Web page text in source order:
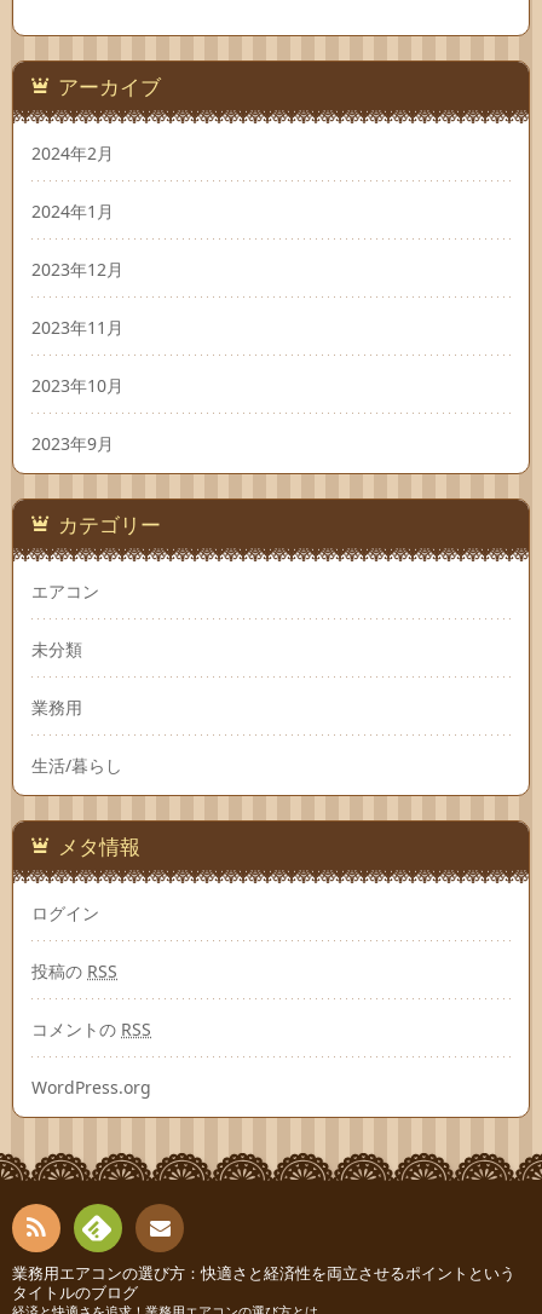
アーカイブ
2024年2月
2024年1月
2023年12月
2023年11月
2023年10月
2023年9月
カテゴリー
エアコン
未分類
業務用
生活/暮らし
メタ情報
ログイン
投稿の RSS
コメントの RSS
WordPress.org
RSS
Fee
お問
業務用エアコンの選び方：快適さと経済性を両立させるポイントという
タイトルのブログ